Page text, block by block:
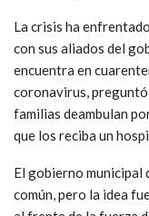
La crisis ha
con sus aliados del
encuentra en
coronavirus, preguntó
familias deambulan
que los reciba un
El gobierno municipal
común, pero la idea